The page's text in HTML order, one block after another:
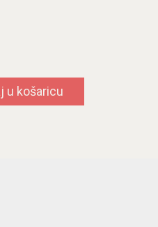
u košaricu